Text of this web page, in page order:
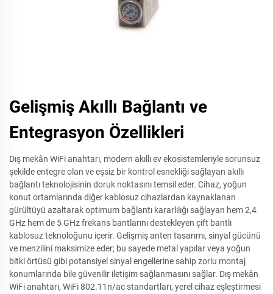
Gelişmiş Akıllı Bağlantı ve
Entegrasyon Özellikleri
Dış mekân WiFi anahtarı, modern akıllı ev ekosistemleriyle sorunsuz
şekilde entegre olan ve eşsiz bir kontrol esnekliği sağlayan akıllı
bağlantı teknolojisinin doruk noktasını temsil eder. Cihaz, yoğun
konut ortamlarında diğer kablosuz cihazlardan kaynaklanan
gürültüyü azaltarak optimum bağlantı kararlılığı sağlayan hem 2,4
GHz hem de 5 GHz frekans bantlarını destekleyen çift bantlı
kablosuz teknoloğunu içerir. Gelişmiş anten tasarımı, sinyal gücünü
ve menzilini maksimize eder; bu sayede metal yapılar veya yoğun
bitki örtüsü gibi potansiyel sinyal engellerine sahip zorlu montaj
konumlarında bile güvenilir iletişim sağlanmasını sağlar. Dış mekân
WiFi anahtarı, WiFi 802.11n/ac standartları, yerel cihaz eşleştirmesi